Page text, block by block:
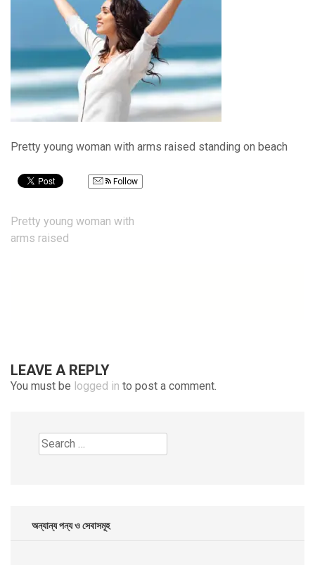
Pretty young woman with arms raised standing on beach
Follow
Post
navigation
Pretty young woman with
arms raised
LEAVE A REPLY
You must be logged in to post a comment.
Search
for:
অন্যান্য পন্য ও সেবাসমূহ